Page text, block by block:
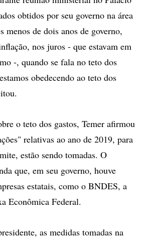
obtidos por seu governo na área
menos de dois anos de governo,
nos juros - que estavam em
-, quando se fala no teto dos
obedecendo ao teto dos
o teto dos gastos, Temer afirmou
relativas ao ano de 2019, para
estão sendo tomadas. O
que, em seu governo, houve
estatais, como o BNDES, a
Econômica Federal.
as medidas tomadas na